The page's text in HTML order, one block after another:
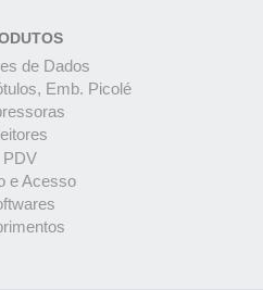
de Dados
Emb. Picolé
PDV
e Acesso